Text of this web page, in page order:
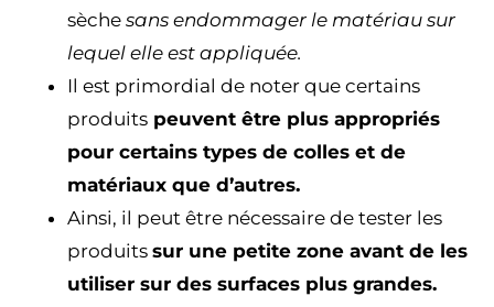
sèche sans endommager le matériau sur
lequel elle est appliquée.
Il est primordial de noter que certains
produits peuvent être plus appropriés
pour certains types de colles et de
matériaux que d’autres.
Ainsi, il peut être nécessaire de tester les
produits sur une petite zone avant de les
utiliser sur des surfaces plus grandes.